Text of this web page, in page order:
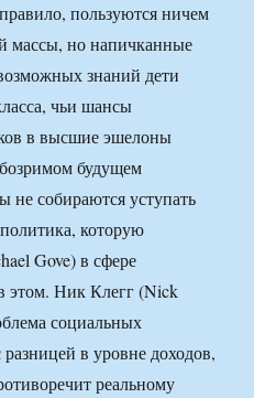
пользуются ничем
массы, но напичканные
знаний дети
чьи шансы
в высшие эшелоны
будущем
не собираются уступать
которую
Gove) в сфере
этом. Ник Клегг (Nick
социальных
в уровне доходов,
реальному